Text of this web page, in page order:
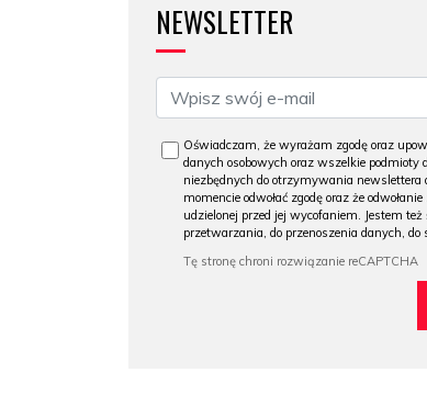
NEWSLETTER
Oświadczam, że wyrażam zgodę oraz
danych osobowych oraz wszelkie podmioty
niezbędnych do otrzymywania newslettera
momencie odwołać zgodę oraz że
udzielonej przed jej wycofaniem. Jestem
przetwarzania, do przenoszenia danych,